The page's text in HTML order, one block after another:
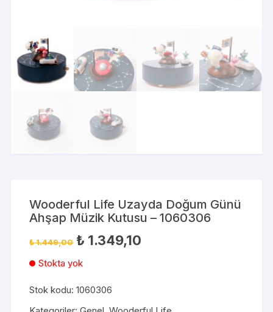
Wooderful Life Uzayda Doğum Günü
Ahşap Müzik Kutusu – 1060306
₺1.449,00 ₺ 1.349,10
Stokta yok
Stok kodu:1060306